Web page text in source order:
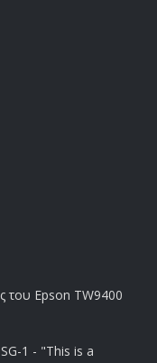
του Epson TW9400
1 - "This is a